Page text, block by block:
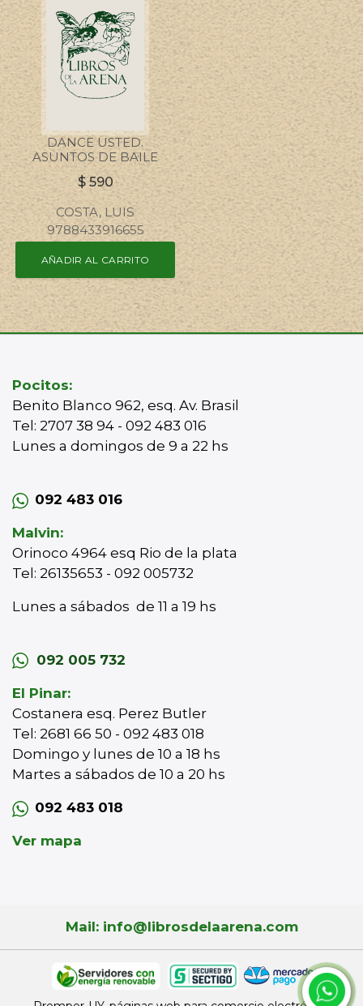
DANCE USTED.
ASUNTOS DE BAILE
$590
COSTA, LUIS
9788433916655
AÑADIR AL CARRITO
Pocitos:
Benito Blanco 962, esq. Av. Brasil
Tel: 2707 38 94 - 092 483 016
Lunes a domingos de 9 a 22 hs
092 483 016
Malvin:
Orinoco 4964 esq Rio de la plata
Tel: 26135653 - 092 005732
Lunes a sábados de 11 a 19 hs
092 005 732
El Pinar:
Costanera esq. Perez Butler
Tel: 2681 66 50 - 092 483 018
Domingo y lunes de 10 a 18 hs
Martes a sábados de 10 a 20 hs
092 483 018
Ver mapa
Mail: info@librosdelaarena.com